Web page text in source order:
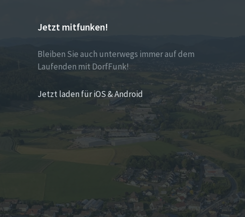
Jetzt mitfunken!
Bleiben Sie auch unterwegs immer auf dem
Laufenden mit DorfFunk!
Jetzt laden für iOS & Android